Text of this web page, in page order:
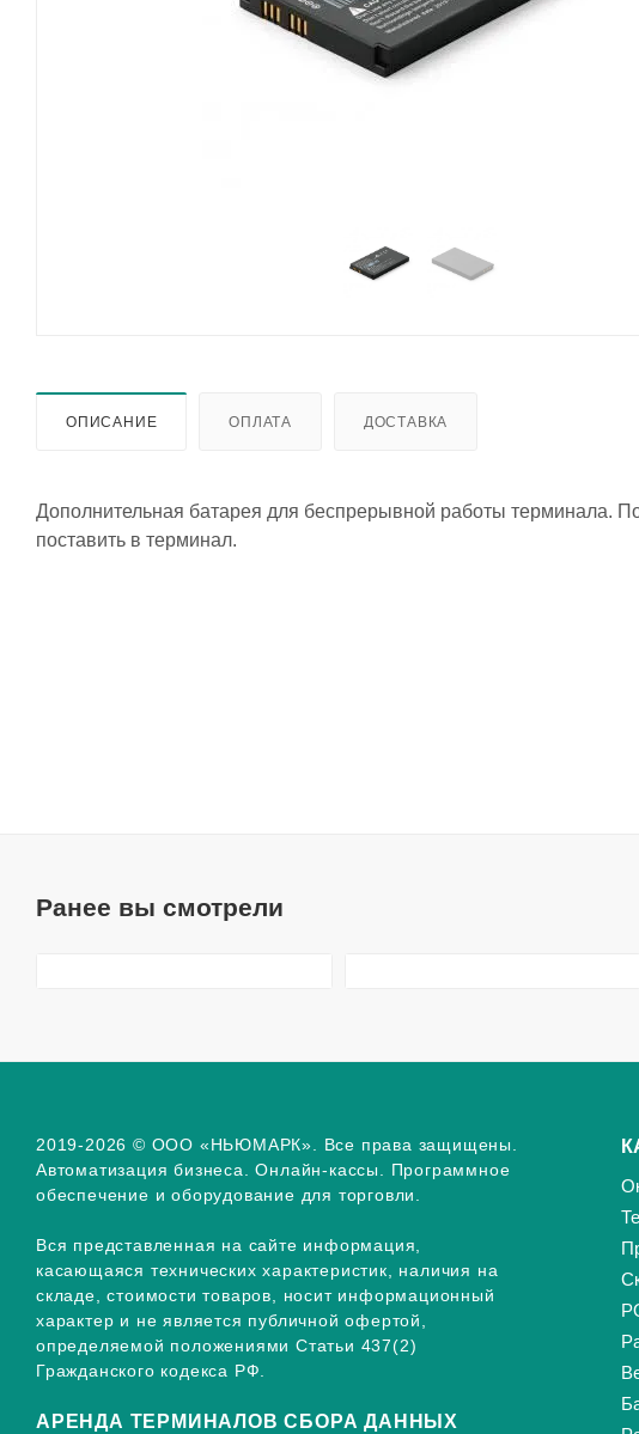
ОПИСАНИЕ ОПЛАТА ДОСТАВКА
Дополнительная батарея для беспрерывной работы терминала.
поставить в терминал.
Ранее вы смотрели
2019-2026 © ООО «НЬЮМАРК». Все права защищены.
Автоматизация бизнеса. Онлайн-кассы. Программное
обеспечение и оборудование для торговли.
Вся представленная на сайте информация,
касающаяся технических характеристик, наличия на
складе, стоимости товаров, носит информационный
характер и не является публичной офертой,
определяемой положениями Статьи 437(2)
Гражданского кодекса РФ.
АРЕНДА ТЕРМИНАЛОВ СБОРА ДАННЫХ